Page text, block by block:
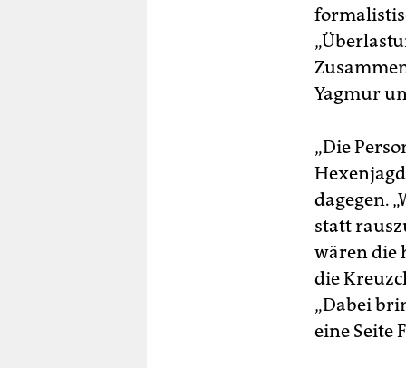
Yagmur
„Die
dagegen.
statt
wären die
die
„Dabei
eine Seite